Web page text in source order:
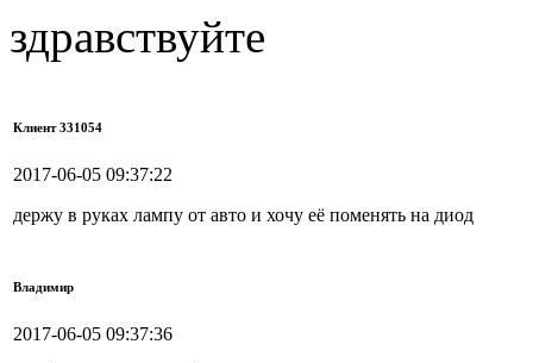
здравствуйте
Клиент 331054
2017-06-05 09:37:22
держу в руках лампу от авто и хочу её поменять на диод
Владимир
2017-06-05 09:37:36